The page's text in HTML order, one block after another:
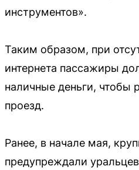
инструментов».
Таким образом, при
интернета пассажиры
наличные деньги, чтобы
проезд.
Ранее, в начале мая,
предупреждали